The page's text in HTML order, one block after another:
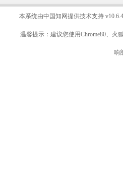
本系统由中国知网提供技术支持
温馨提示：建议您使用Chrome80、火
响